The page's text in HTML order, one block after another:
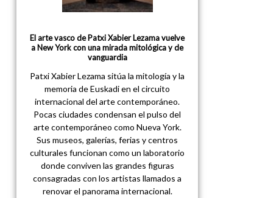
El arte vasco de Patxi Xabier Lezama vuelve
a New York con una mirada mitológica y de
vanguardia
Patxi Xabier Lezama sitúa la mitología y la
memoria de Euskadi en el circuito
internacional del arte contemporáneo.
Pocas ciudades condensan el pulso del
arte contemporáneo como Nueva York.
Sus museos, galerías, ferias y centros
culturales funcionan como un laboratorio
donde conviven las grandes figuras
consagradas con los artistas llamados a
renovar el panorama internacional.